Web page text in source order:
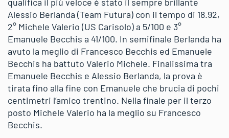
Alessio Berlanda (Team Futura) con il tempo di 18.92,
2° Michele Valerio (US Carisolo) a 5/100 e 3°
Emanuele Becchis a 41/100. In semifinale Berlanda ha
avuto la meglio di Francesco Becchis ed Emanuele
Becchis ha battuto Valerio Michele. Finalissima tra
Emanuele Becchis e Alessio Berlanda, la prova è
tirata fino alla fine con Emanuele che brucia di pochi
centimetri l’amico trentino. Nella finale per il terzo
posto Michele Valerio ha la meglio su Francesco
Becchis.